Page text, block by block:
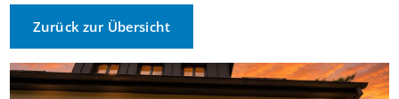
Zurück zur Übersicht